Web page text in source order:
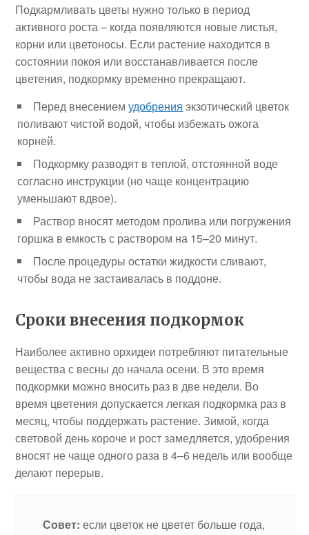
Подкармливать цветы нужно только в период
активного роста – когда появляются новые листья,
корни или цветоносы. Если растение находится в
состоянии покоя или восстанавливается после
цветения, подкормку временно прекращают.
Перед внесениемудобрения экзотический цветок
поливают чистой водой, чтобы избежать ожога
корней.
Подкормку разводят в теплой, отстоянной воде
согласно инструкции (но чаще концентрацию
уменьшают вдвое).
Раствор вносят методом пролива или погружения
горшка в емкость с раствором на 15–20 минут.
После процедуры остатки жидкости сливают,
чтобы вода не застаивалась в поддоне.
Сроки внесения подкормок
Наиболее активно орхидеи потребляют питательные
вещества с весны до начала осени. В это время
подкормки можно вносить раз в две недели. Во
время цветения допускается легкая подкормка раз в
месяц, чтобы поддержать растение. Зимой, когда
световой день короче и рост замедляется, удобрения
вносят не чаще одного раза в 4–6 недель или вообще
делают перерыв.
Совет: если цветок не цветет больше года,